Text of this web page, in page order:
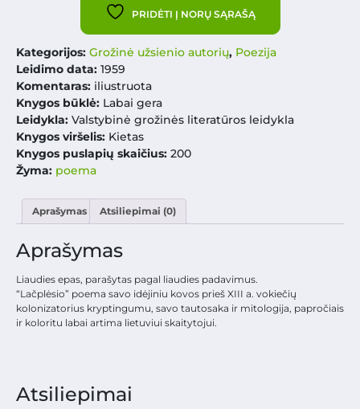
PRIDĖTI Į NORŲ SĄRAŠĄ
Kategorijos: Grožinė užsienio autorių, Poezija
Leidimo data: 1959
Komentaras: iliustruota
Knygos būklė: Labai gera
Leidykla: Valstybinė grožinės literatūros leidykla
Knygos viršelis: Kietas
Knygos puslapių skaičius: 200
Žyma: poema
Aprašymas Atsiliepimai (0)
Aprašymas
Liaudies epas, parašytas pagal liaudies padavimus.
“Lačplėsio” poema savo idėjiniu kovos prieš XIII a. vokiečių
kolonizatorius kryptingumu, savo tautosaka ir mitologija, papročiais
ir koloritu labai artima lietuviui skaitytojui.
Atsiliepimai